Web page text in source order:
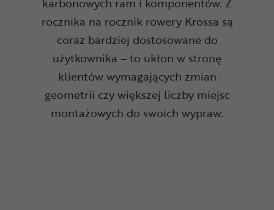
rocznika na rocznik rowery Krossa są
coraz bardziej dostosowane do
użytkownika – to ukłon w stronę
klientów wymagających zmian
geometrii czy większej liczby miejsc
montażowych do swoich wypraw.